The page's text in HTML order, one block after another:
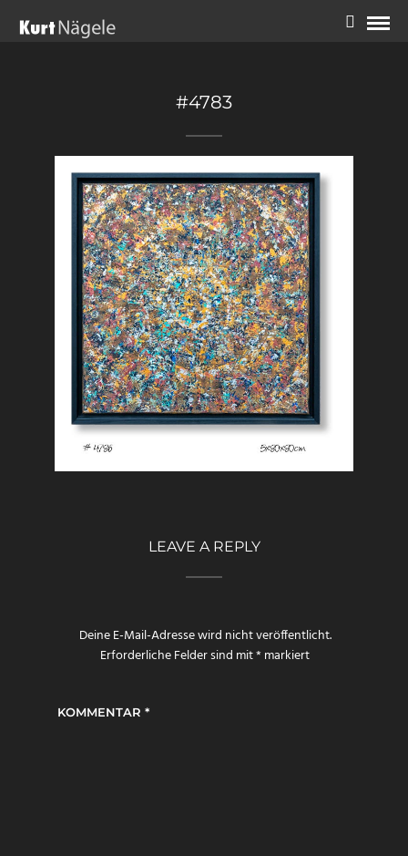
#4783
LEAVE A REPLY
Deine E-Mail-Adresse wird nicht veröffentlicht.
Erforderliche Felder sind mit*markiert
KOMMENTAR *